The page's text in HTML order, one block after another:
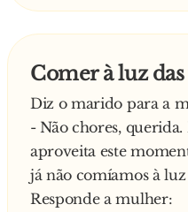
Comer à luz das
Diz o marido para a
- Não chores,
aproveita este
já não comíamos à luz
Responde a mulher: